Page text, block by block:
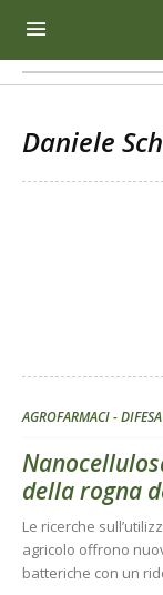
Daniele
AGROFARMACI - DIFESA
della rogna
Le ricerche
agricolo offrono
batteriche con un